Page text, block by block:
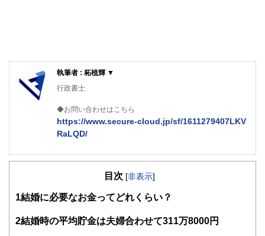
執筆者 : 柘植輝 ▼
行政書士
◆お問い合わせはこちら
https://www.secure-cloud.jp/sf/1611279407LKV
RaLQD/
２級ファイナンシャルプランナー
活かして活動を始める。
する傍ら、フリーライターとして精力的に活動中。広範な知
目次 [非表示]
1結婚に必要なお金ってどれくらい？
2結婚時の平均貯金は夫婦合わせて311万8000円